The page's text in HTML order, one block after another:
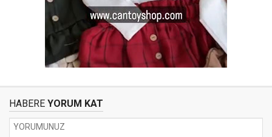
HABERE YORUM KAT